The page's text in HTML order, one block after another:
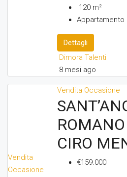
120 m²
Appartamento
Dettagli
Dimora Talenti
8 mesi ago
Vendita
Occasione
Vendita Occasione
CIRO
€159.000